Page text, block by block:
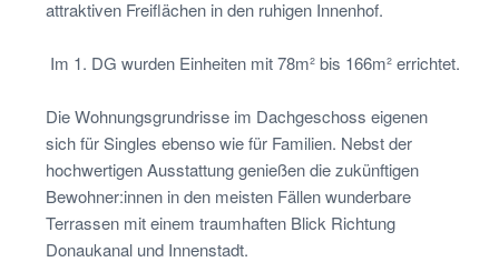
attraktiven Freiflächen in den ruhigen Innenhof.
Im 1. DG wurden Einheiten mit 78m² bis 166m² errichtet.
Die Wohnungsgrundrisse im Dachgeschoss eigenen
sich für Singles ebenso wie für Familien. Nebst der
hochwertigen Ausstattung genießen die zukünftigen
Bewohner:innen in den meisten Fällen wunderbare
Terrassen mit einem traumhaften Blick Richtung
Donaukanal und Innenstadt.